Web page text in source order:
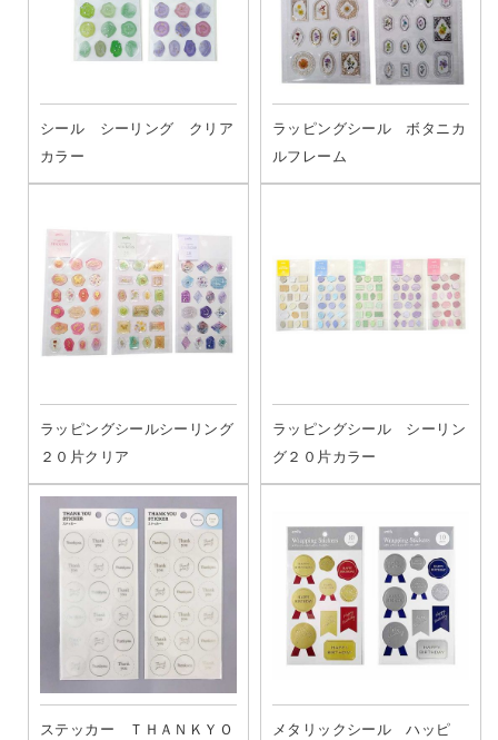
シール シーリング クリア
カラー
ラッピングシール ボタニカ
ルフレーム
ラッピングシールシーリング
２０片クリア
ラッピングシール シーリン
グ２０片カラー
ステッカー ＴＨＡＮＫＹＯ
メタリックシール ハッピ